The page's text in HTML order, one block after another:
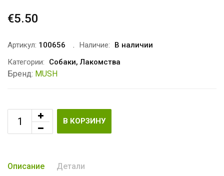
€5.50
Артикул: 100656 Наличие:
В наличии
Категории:
Собаки, Лакомства
Бренд: MUSH
В КОРЗИНУ
Описание Детали